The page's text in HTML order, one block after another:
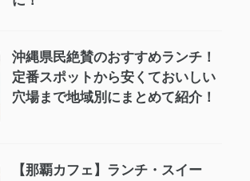
沖縄県民絶賛のおすすめランチ！
定番スポットから安くておいしい
穴場まで地域別にまとめて紹介！
【那覇カフェ】ランチ・スイー